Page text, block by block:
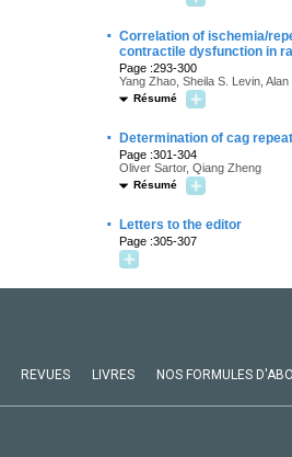
· Correlation of ischemia/
contractile dysfunction in
Page :293-300
Yang Zhao, Sheila S. Levin,
Résumé
· Determination of cag
Page :301-304
Oliver Sartor, Qiang Zheng
Résumé
· Letters to the editor
Page :305-307
REVUES LIVRES NOS FORMULES